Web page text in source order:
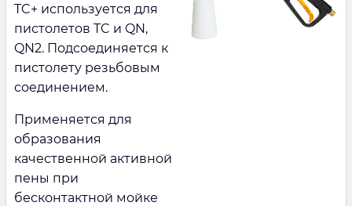
TC+ используется для
пистолетов TC и QN,
QN2. Подсоединяется к
пистолету резьбовым
соединением.
Применяется для
образования
качественной активной
пены при
бесконтактной мойке